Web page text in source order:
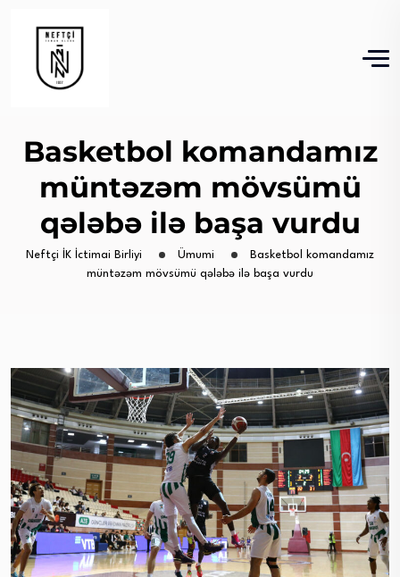
Basketbol komandamız
müntəzəm mövsümü
qələbə ilə başa vurdu
Neftçi İK İctimai Birliyi Ümumi
Basketbol komandamız
müntəzəm mövsümü qələbə ilə başa vurdu